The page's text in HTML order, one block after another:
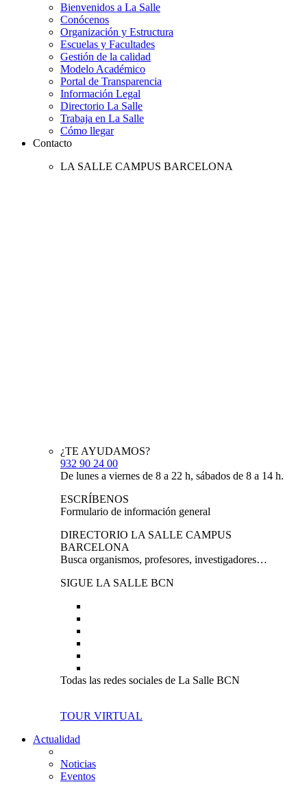
Bienvenidos a La Salle
Conócenos
Organización y Estructura
Escuelas y Facultades
Gestión de la calidad
Modelo Académico
Portal de Transparencia
Información Legal
Directorio La Salle
Trabaja en La Salle
Cómo llegar
Contacto
LA SALLE CAMPUS BARCELONA
¿TE AYUDAMOS?
932 90 24 00
De lunes a viernes de 8 a 22 h, sábados de 8 a 14 h.
ESCRÍBENOS
Formulario de información general
DIRECTORIO LA SALLE CAMPUS
BARCELONA
Busca organismos, profesores, investigadores…
SIGUE LA SALLE BCN
Todas las redes sociales de La Salle BCN
TOUR VIRTUAL
Actualidad
Noticias
Eventos